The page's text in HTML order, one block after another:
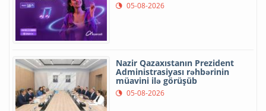
05-08-2026
Nazir Qazaxıstanın Prezident
Administrasiyası rəhbərinin
müavini ilə görüşüb
05-08-2026